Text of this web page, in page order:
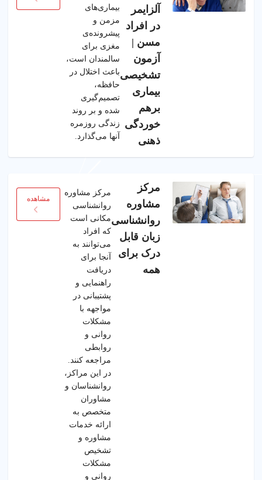
آلزایمر
در افراد
مسن |
آزمون
تشخیصی
بیماری
برهم
خوردگی
ذهنی
بیماری‌های
مزمن و
پیشرونده‌ی
مغزی برای
سالمندان است،
باعث اختلال در
حافظه،
تصمیم‌گیری
شده و بر روند
زندگی روزمره
آنها می‌گذارد.
مرکز
مشاوره
روانشناسی
زبان قابل
درک برای
همه
مرکز مشاوره
روانشناسی
مکانی است
که افراد
می‌توانند به
آنجا برای
دریافت
راهنمایی و
پشتیبانی در
مواجهه با
مشکلات
روانی و
روابطی
مراجعه کنند.
در این مراکز،
روانشناسان و
مشاوران
متخصص به
ارائه خدمات
مشاوره و
تشخیص
مشکلات
روانی و
مشاهده